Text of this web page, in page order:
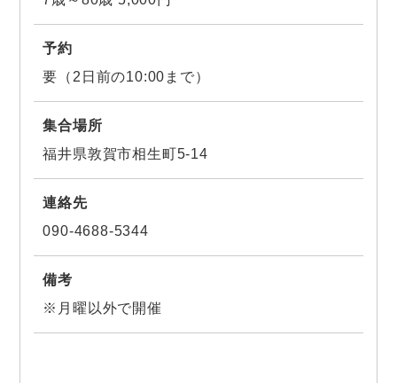
予約
要（2日前の10:00まで）
集合場所
福井県敦賀市相生町5-14
連絡先
090-4688-5344
備考
※月曜以外で開催